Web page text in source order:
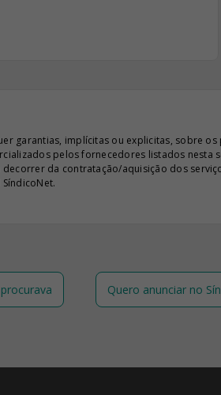
garantias, implícitas ou explicitas, sobre
pelos fornecedores listados nesta
da contratação/aquisição dos
Quero anunciar no